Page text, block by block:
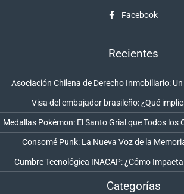
Facebook
Recientes
Asociación Chilena de Derecho Inmobiliario:
Visa del embajador brasileño: ¿Qué
Medallas Pokémon: El Santo Grial que Todos los
Consomé Punk: La Nueva Voz de la
Cumbre Tecnológica INACAP: ¿Cómo
Categorías